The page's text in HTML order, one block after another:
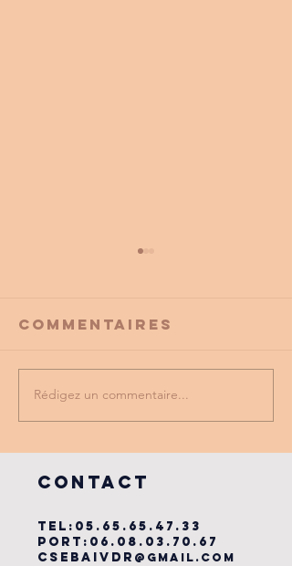
PROMO
PARTENAIRE
Commentaires
Rédigez un commentaire...
COntact
TEL: 05.65.65.47.33
PORT: 06.08.03.70.67
csebaivdr @gmail.com